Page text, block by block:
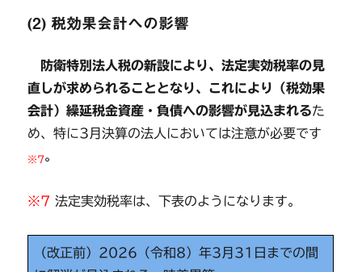
(2) 税効果会計への影響
防衛特別法人税の新設により、法定実効税率の見
直しが求められることとなり、これにより（税効果
会計）繰延税金資産・負債への影響が見込まれるた
め、特に3月決算の法人においては注意が必要です
※7。
※7 法定実効税率は、下表のようになります。
（改正前）2026（令和8）年3月31日までの間